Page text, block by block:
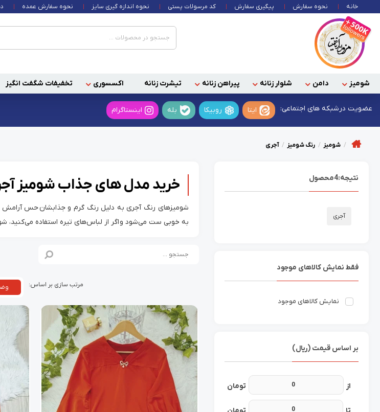
خانه نحوه سفارش پیگیری سفارش کد مرسولات پستی نحوه اندازه گیری سایز نحوه سفارش عمده
شومیز دامن شلوار زنانه پیراهن زنانه تیشرت زنانه اکسسوری تخفیفات شگفت انگیز
عضویت درشبکه های اجتماعی: ایتا روبیکا بله اینستاگرام
شومیز رنگ شومیز آجری
خرید مدل های جذاب شومیز
شومیزهای رنگ آجری به دلیل رنگ گرم و جذابشان حس آرامش
به خوبی ست می‌شود و اگر از لباس‌های تیره استفاده می‌کنید،
نتیجه:4محصول
آجری
فقط نمایش کالاهای موجود
نمایش کالاهای موجود
بر اساس قیمت (ریال)